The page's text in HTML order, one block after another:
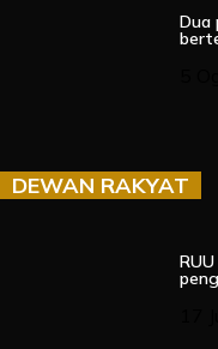
Dua
DEWAN RAKYAT